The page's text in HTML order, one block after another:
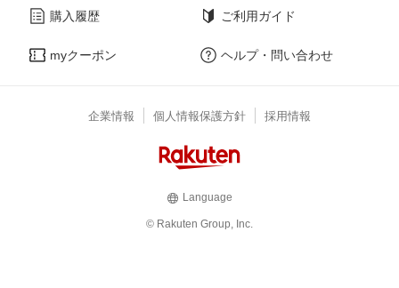
購入履歴
myクーポン
ご利用ガイド
ヘルプ・問い合わせ
企業情報 個人情報保護方針 採用情報
Language
© Rakuten Group, Inc.